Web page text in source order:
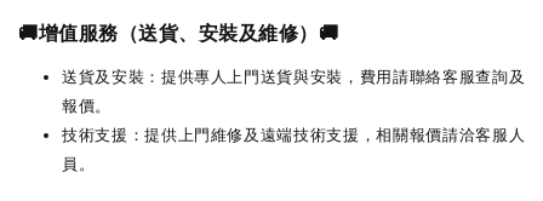
🚚增值服務（送貨、安裝及維修）🚚
送貨及安裝：提供專人上門送貨與安裝，費用請聯絡客服查詢及
報價。
技術支援：提供上門維修及遠端技術支援，相關報價請洽客服人
員。